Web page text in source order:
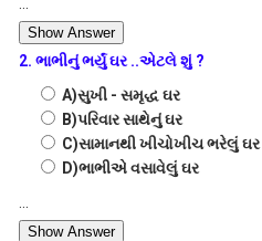
Show Answer
2. ભાભીનું ભર્યું ઘર ..એટલે શું ?
A)સુખી - સમૃદ્ધ ઘર
B)પરિવાર સાથેનું ઘર
C)સામાનથી ખીચોખીચ ભરેલું ઘર
D)ભાભીએ વસાવેલું ઘર
Show Answer